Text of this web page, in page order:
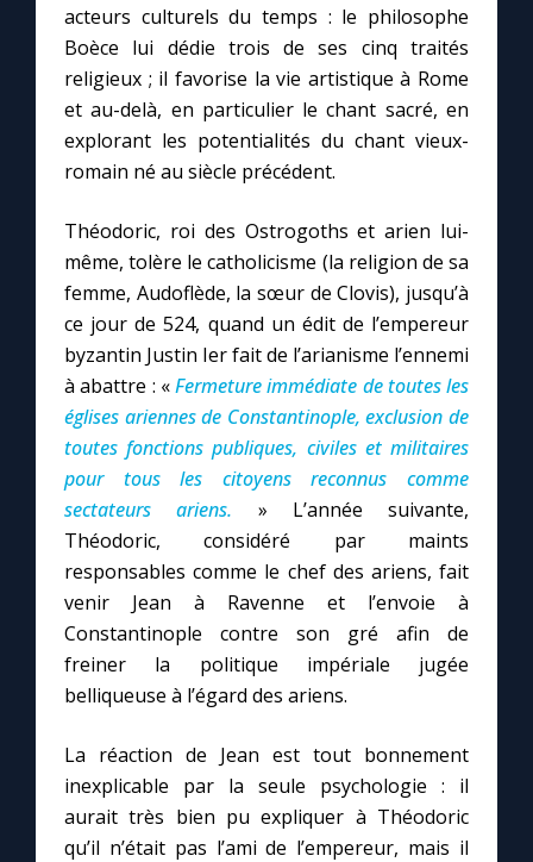
acteurs culturels du temps : le philosophe
Boèce lui dédie trois de ses cinq traités
religieux ; il favorise la vie artistique à Rome
et au-delà, en particulier le chant sacré, en
explorant les potentialités du chant vieux-
romain né au siècle précédent.
Théodoric, roi des Ostrogoths et arien lui-
même, tolère le catholicisme (la religion de sa
femme, Audoflède, la sœur de Clovis), jusqu’à
ce jour de 524, quand un édit de l’empereur
byzantin Justin Ier fait de l’arianisme l’ennemi
à abattre : «Fermeture immédiate de toutes les
églises ariennes de Constantinople, exclusion de
toutes fonctions publiques, civiles et militaires
pour tous les citoyens reconnus comme
sectateurs ariens. » L’année suivante,
Théodoric, considéré par maints
responsables comme le chef des ariens, fait
venir Jean à Ravenne et l’envoie à
Constantinople contre son gré afin de
freiner la politique impériale jugée
belliqueuse à l’égard des ariens.
La réaction de Jean est tout bonnement
inexplicable par la seule psychologie : il
aurait très bien pu expliquer à Théodoric
qu’il n’était pas l’ami de l’empereur, mais il